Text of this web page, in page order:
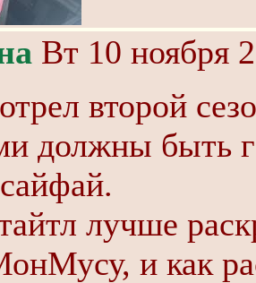
Вт 10 ноября
второй
должны быть
лучше
и как